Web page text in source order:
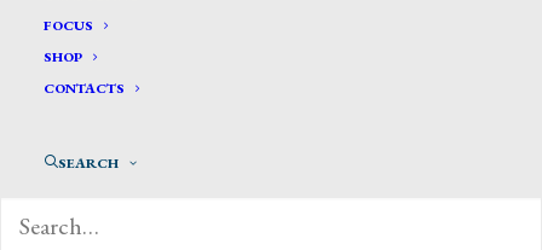
FOCUS
SHOP
CONTACTS
SEARCH
Levi Umberto